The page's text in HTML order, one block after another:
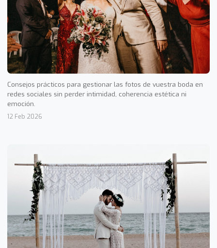
Consejos prácticos para gestionar las fotos de vuestra boda en
redes sociales sin perder intimidad, coherencia estética ni
emoción.
12 Feb 2026